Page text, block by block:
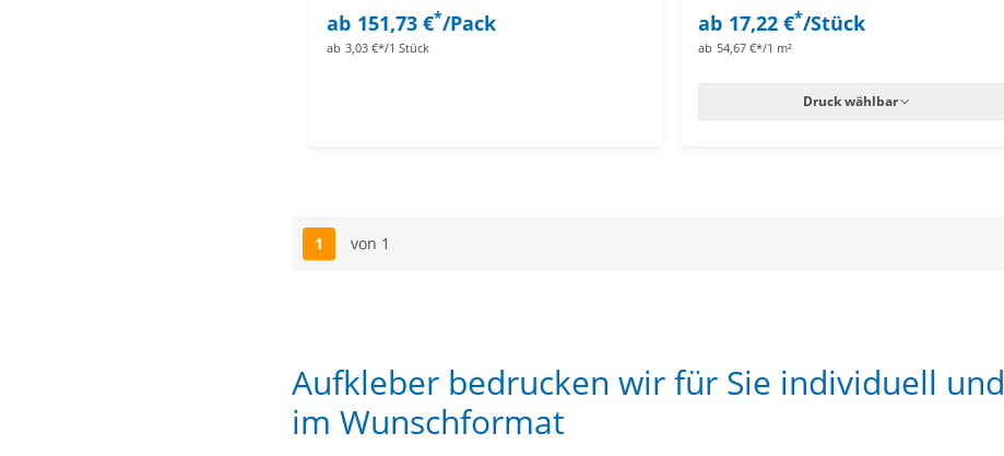
ab 151,73 €*/Pack
ab 3,03 €*/1 Stück
ab 17,22 €*/Stück
ab 54,67 €*/1 m²
Druck wählbar
Seite
1 von 1
Aufkleber bedrucken wir für Sie individuell und
im Wunschformat